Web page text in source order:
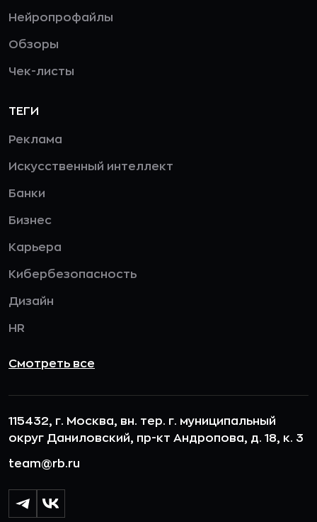
Нейропрофайлы
Обзоры
Чек-листы
ТЕГИ
Реклама
Искусственный интеллект
Банки
Бизнес
Карьера
Кибербезопасность
Дизайн
HR
Смотреть все
115432, г. Москва, вн. тер. г. муниципальный
округ Даниловский, пр-кт Андропова, д. 18, к. 3
team@rb.ru